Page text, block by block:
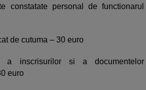
constatate personal de functionarul
de cutuma – 30 euro
a inscrisurilor si a documentelor
euro